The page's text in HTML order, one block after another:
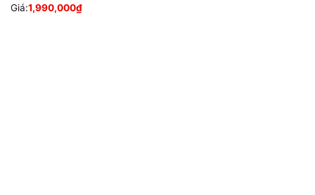
Giá:1,990,000₫